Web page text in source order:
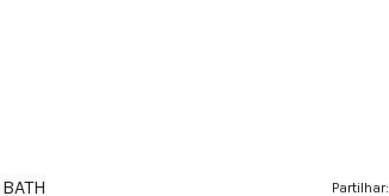
Partilhar: